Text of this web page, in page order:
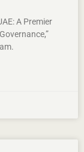
A Premier